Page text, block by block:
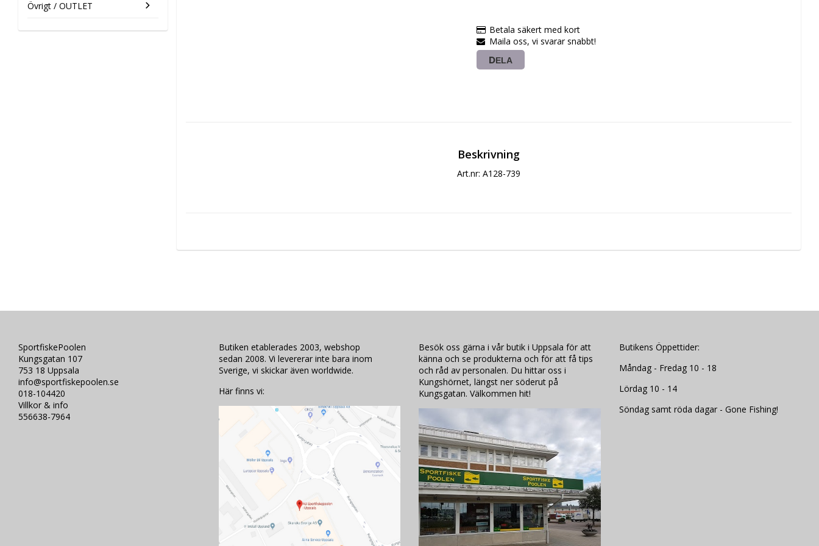
Övrigt / OUTLET
Betala säkert med kort
Maila oss, vi svarar snabbt!
DELA
Beskrivning
Art.nr: A128-739
SportfiskePoolen
Kungsgatan 107
753 18 Uppsala
info@sportfiskepoolen.se
018-104420
Villkor & info
556638-7964
Butiken etablerades 2003, webshop
sedan 2008. Vi levererar inte bara inom
Sverige, vi skickar även worldwide.
Här finns vi:
Besök oss gärna i vår butik i Uppsala för att
känna och se produkterna och för att få tips
och råd av personalen. Du hittar oss i
Kungshörnet, längst ner söderut på
Kungsgatan. Välkommen hit!
Butikens Öppettider:
Måndag - Fredag 10 - 18
Lördag 10 - 14
Söndag samt röda dagar - Gone Fishing!